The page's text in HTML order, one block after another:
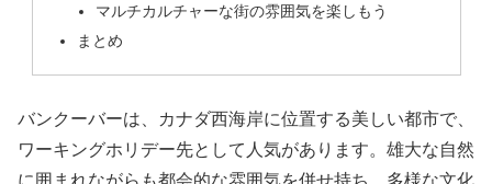
マルチカルチャーな街の雰囲気を楽しもう
まとめ
バンクーバーは、カナダ西海岸に位置する美しい都市で、
ワーキングホリデー先として人気があります。雄大な自然
に囲まれながらも都会的な雰囲気を併せ持ち、多様な文化